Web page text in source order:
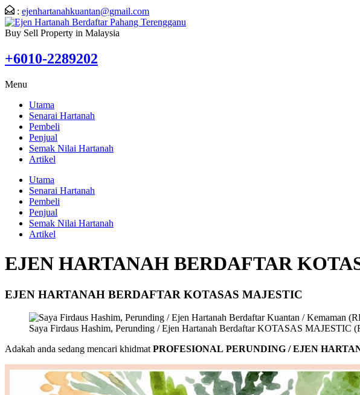
: ejenhartanahkuantan@gmail.com
Buy Sell Property in Malaysia
+6010-2289202
Menu
Utama
Senarai Hartanah
Pembeli
Penjual
Semak Nilai Hartanah
Artikel
Utama
Senarai Hartanah
Pembeli
Penjual
Semak Nilai Hartanah
Artikel
EJEN HARTANAH BERDAFTAR
EJEN HARTANAH BERDAFTAR KOTASAS MAJESTIC
Saya Firdaus Hashim, Perunding / Ejen Hartanah Berdaftar KOTASAS MAJESTIC
Adakah anda sedang mencari khidmatPROFESIONAL PERUNDING / EJEN